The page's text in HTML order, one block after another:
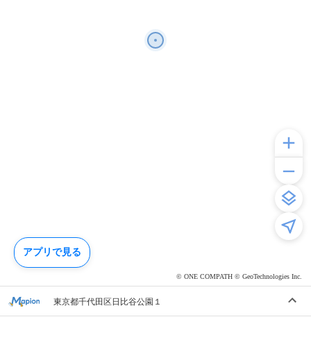
© ONE COMPATH © GeoTechnologies Inc.
東京都千代田区日比谷公園１
アプリで見る